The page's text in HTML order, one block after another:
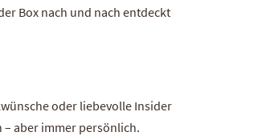
Box nach und nach entdeckt
oder liebevolle Insider
– aber immer persönlich.